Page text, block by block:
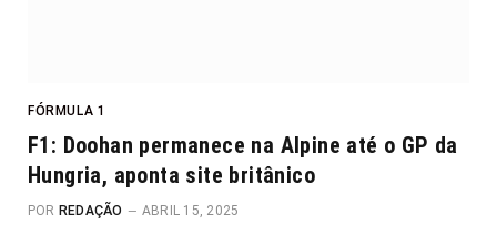
FÓRMULA 1
F1: Doohan permanece na Alpine até o GP da
Hungria, aponta site britânico
POR REDAÇÃO ABRIL 15, 2025